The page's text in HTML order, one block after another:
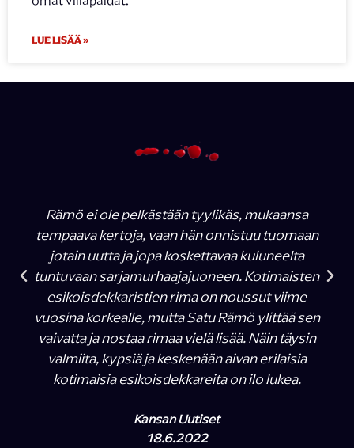
LUE LISÄÄ »
Rämö ei ole pelkästään tyylikäs, mukaansa
tempaava kertoja, vaan hän onnistuu tuomaan
jotain uutta ja jopa koskettavaa kuluneelta
tuntuvaan sarjamurhaajajuoneen. Kotimaisten
esikoisdekkaristien rima on noussut viime
vuosina korkealle, mutta Satu Rämö ylittää sen
vaivatta ja nostaa rimaa vielä lisää. Näin täysin
valmiita, kypsiä ja keskenään aivan erilaisia
kotimaisia esikoisdekkareita on ilo lukea.
Kansan Uutiset
18.6.2022